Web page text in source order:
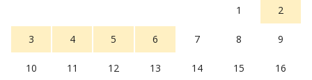
1
2
3 4 5 6 7 8 9
10 11 12 13 14 15 16